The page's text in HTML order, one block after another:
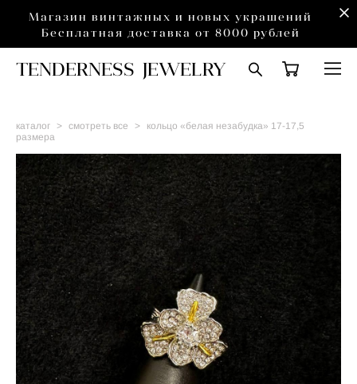
Магазин винтажных и новых украшений
Бесплатная доставка от 8000 рублей
TENDERNESS JEWELRY
каталог > смотреть все >
кольцо «белая незабудка» 17-17,5
размера